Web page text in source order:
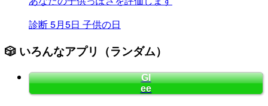
診断5月5日 子供の日
🎲 いろんなアプリ（ランダム）
Gl
ee